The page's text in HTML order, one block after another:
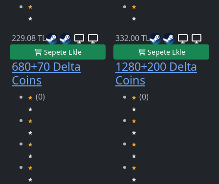
229.08 TL
Sepete Ekle
332.00 TL
Sepete Ekle
680+70 Delta
Coins
(0)
1280+200 Delta
Coins
(0)